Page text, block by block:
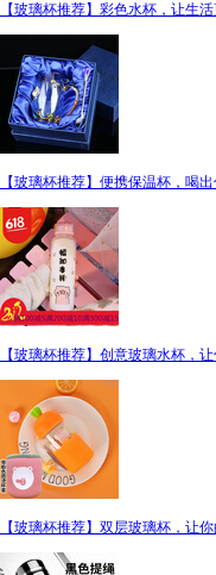
【玻璃杯推荐】彩色水杯，让生
【玻璃杯推荐】便携保温杯，喝
【玻璃杯推荐】创意玻璃水杯，
【玻璃杯推荐】双层玻璃杯，让